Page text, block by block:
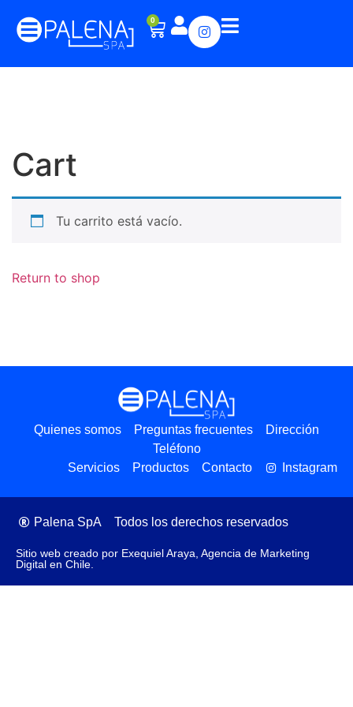
0
Cart
Tu carrito está vacío.
Return to shop
Quienes somos Preguntas frecuentes
Dirección
Teléfono
Servicios
Productos Contacto Instagram
Palena SpA Todos los derechos reservados
Sitio web creado por Exequiel Araya, Agencia de Marketing
Digital en Chile.